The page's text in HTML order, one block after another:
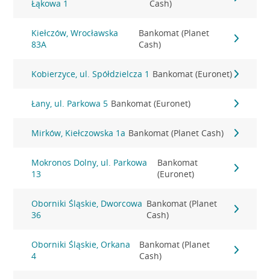
Łąkowa 1
Cash)
Kiełczów, Wrocławska
83A
Bankomat (Planet
Cash)
Kobierzyce, ul. Spółdzielcza 1 Bankomat (Euronet)
Łany, ul. Parkowa 5 Bankomat (Euronet)
Mirków, Kiełczowska 1a Bankomat (Planet Cash)
Mokronos Dolny, ul. Parkowa
13
Bankomat
(Euronet)
Oborniki Śląskie, Dworcowa
36
Bankomat (Planet
Cash)
Oborniki Śląskie, Orkana
4
Bankomat (Planet
Cash)